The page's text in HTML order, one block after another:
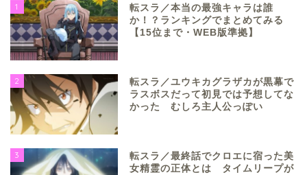
1
転スラ／本当の最強キャラは誰
か！？ランキングでまとめてみる
【15位まで・WEB版準拠】
2
転スラ／ユウキカグラザカが黒幕で
ラスボスだって初見では予想してな
かった むしろ主人公っぽい
3
転スラ／最終話でクロエに宿った美
女精霊の正体とは タイムリープが